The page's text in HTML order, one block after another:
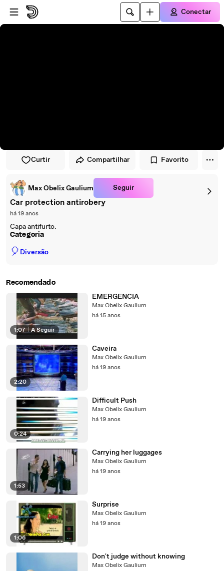
Pular para o player
Ir para o conteúdo principal
Conectar
Curtir Compartilhar Favorito
Max Obelix Gaulium Seguir
Car protection antirobery
há 19 anos
Capa antifurto.
Categoria
🎈 Diversão
Recomendado
1:07 | A Seguir
EMERGENCIA
Max Obelix Gaulium
há 15 anos
2:20
Caveira
Max Obelix Gaulium
há 19 anos
0:24
Difficult Push
Max Obelix Gaulium
há 19 anos
1:53
Carrying her luggages
Max Obelix Gaulium
há 19 anos
1:06
Surprise
Max Obelix Gaulium
há 19 anos
Don't judge without knowing
Max Obelix Gaulium